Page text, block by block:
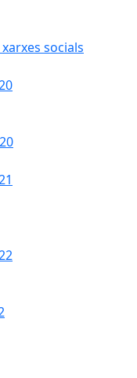
socials